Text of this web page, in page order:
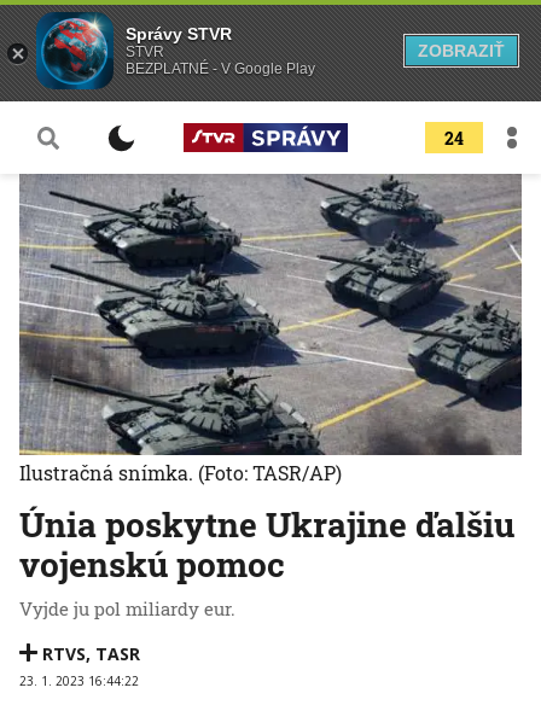
24
Únia poskytne Ukrajine ďalšiu
vojenskú pomoc
Vyjde ju pol miliardy eur.
RTVS, TASR
23. 1. 2023 16:44:22
Ilustračná snímka. (Foto: TASR/AP)
Správy STVR
STVR
BEZPLATNÉ - V Google Play
ZOBRAZIŤ